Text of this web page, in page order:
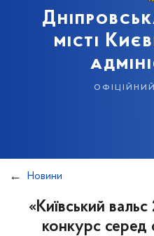
місті
Новини
«Київський
конкурс серед